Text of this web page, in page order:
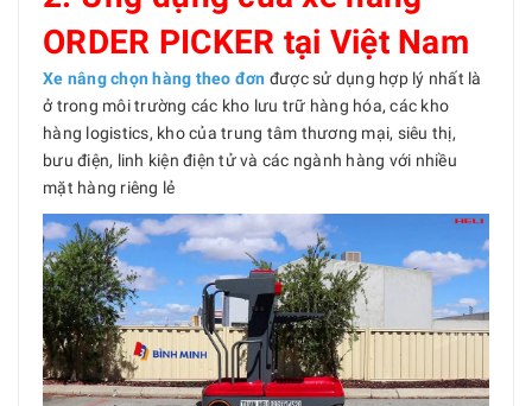
ORDER PICKER tại Việt Nam
Xe nâng chọn hàng theo đơn được sử dụng hợp lý nhất là
ở trong môi trường các kho lưu trữ hàng hóa, các kho
hàng logistics, kho của trung tâm thương mại, siêu thị,
bưu điện, linh kiện điện tử và các ngành hàng với nhiều
mặt hàng riêng lẻ